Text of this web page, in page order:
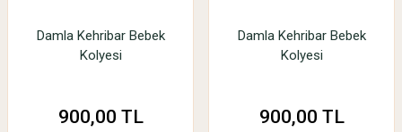
Damla Kehribar Bebek
Kolyesi
900,00 TL
Damla Kehribar Bebek
Kolyesi
900,00 TL